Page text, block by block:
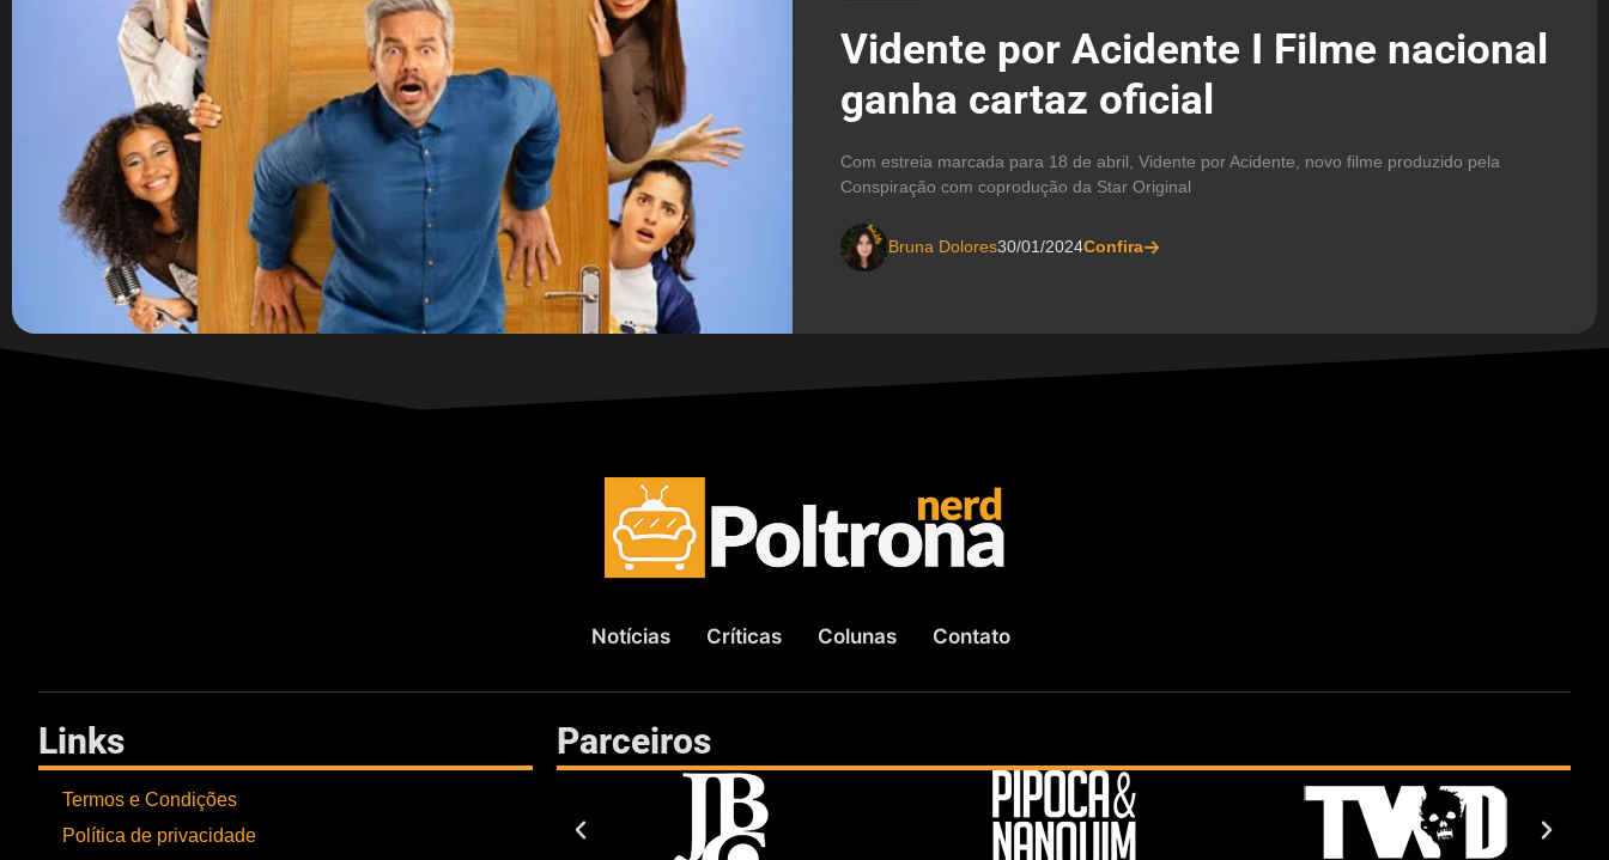
Vidente por Acidente I Filme nacional
ganha cartaz oficial
Com estreia marcada para 18 de abril, Vidente por Acidente, novo filme produzido pela
Conspiração com coprodução da Star Original
Bruna Dolores30/01/2024Confira
Notícias Críticas Colunas Contato
Links
Termos e Condições
Política de privacidade
Parceiros